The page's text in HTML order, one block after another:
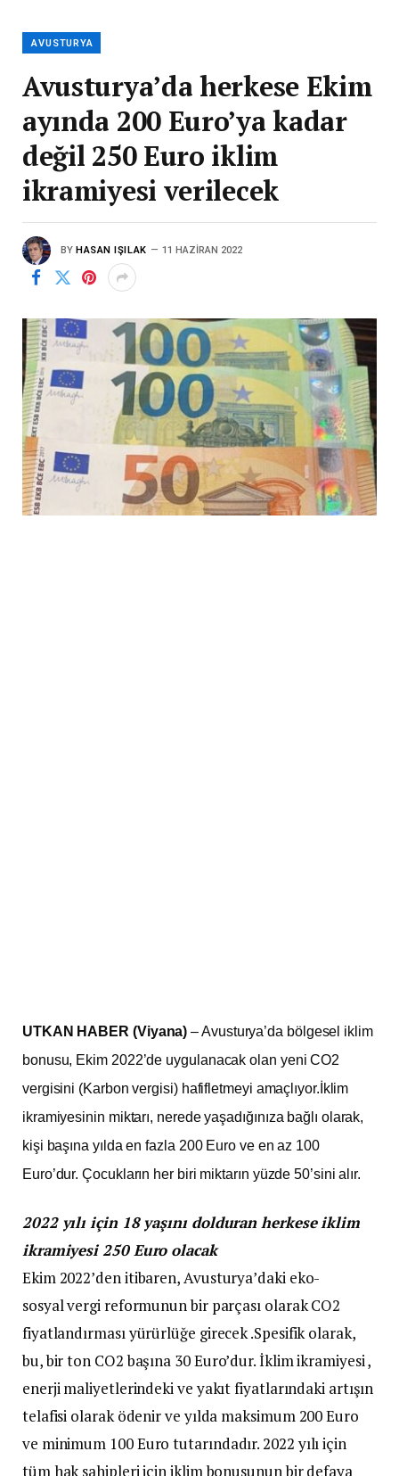
AVUSTURYA
Avusturya’da herkese Ekim
ayında 200 Euro’ya kadar
değil 250 Euro iklim
ikramiyesi verilecek
BY HASAN IŞILAK 11 HAZIRAN 2022
UTKAN HABER (Viyana)– Avusturya’da bölgesel iklim
bonusu, Ekim 2022’de uygulanacak olan yeni CO2
vergisini (Karbon vergisi) hafifletmeyi amaçlıyor.İklim
ikramiyesinin miktarı, nerede yaşadığınıza bağlı olarak,
kişi başına yılda en fazla 200 Euro ve en az 100
Euro’dur. Çocukların her biri miktarın yüzde 50’sini alır.
2022 yılı için 18 yaşını dolduran herkese iklim
ikramiyesi 250 Euro olacak
Ekim 2022’den itibaren, Avusturya’daki eko-
sosyal vergi reformunun bir parçası olarak CO2
fiyatlandırması yürürlüğe girecek .Spesifik olarak,
bu, bir ton CO2 başına 30 Euro’dur. İklim ikramiyesi ,
enerji maliyetlerindeki ve yakıt fiyatlarındaki artışın
telafisi olarak ödenir ve yılda maksimum 200 Euro
ve minimum 100 Euro tutarındadır. 2022 yılı için
tüm hak sahipleri için iklim bonusunun bir defaya